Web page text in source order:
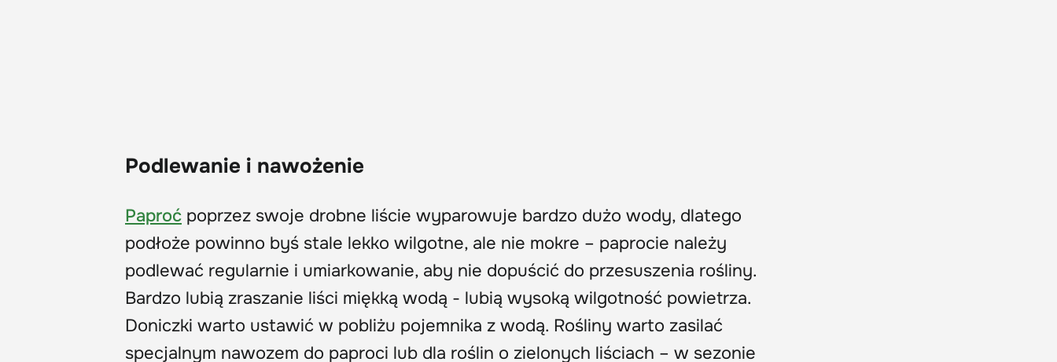
Podlewanie i nawożenie
Paproć poprzez swoje drobne liście wyparowuje bardzo dużo wody, dlatego
podłoże powinno byś stale lekko wilgotne, ale nie mokre – paprocie należy
podlewać regularnie i umiarkowanie, aby nie dopuścić do przesuszenia rośliny.
Bardzo lubią zraszanie liści miękką wodą - lubią wysoką wilgotność powietrza.
Doniczki warto ustawić w pobliżu pojemnika z wodą. Rośliny warto zasilać
specjalnym nawozem do paproci lub dla roślin o zielonych liściach – w sezonie